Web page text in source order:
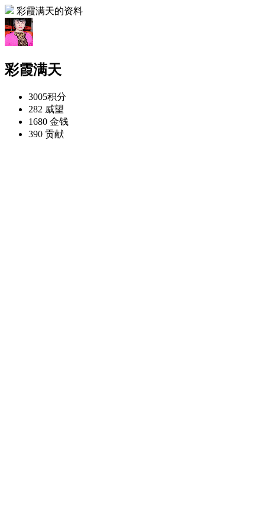
彩霞满天的资料
彩霞满天
3005积分
282 威望
1680 金钱
390 贡献